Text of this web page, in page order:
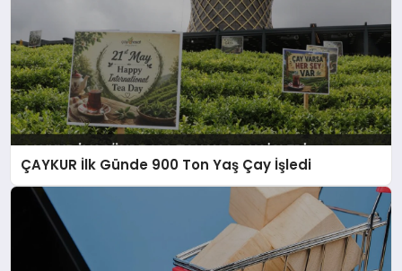
ÇAYKUR İlk Günde 900 Ton Yaş Çay İşledi